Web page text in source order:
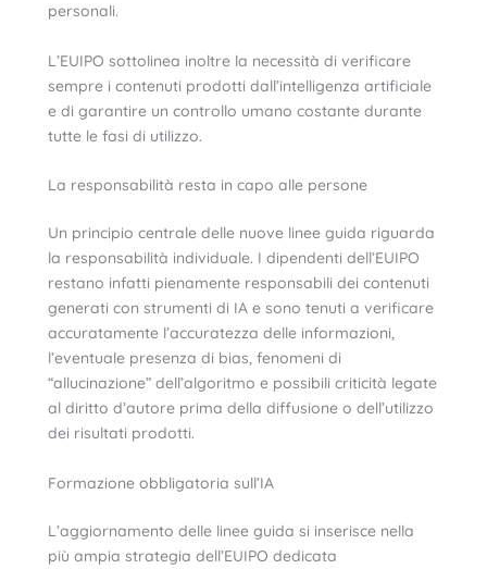
personali.
L’EUIPO sottolinea inoltre la necessità di verificare
sempre i contenuti prodotti dall’intelligenza artificiale
e di garantire un controllo umano costante durante
tutte le fasi di utilizzo.
La responsabilità resta in capo alle persone
Un principio centrale delle nuove linee guida riguarda
la responsabilità individuale. I dipendenti dell’EUIPO
restano infatti pienamente responsabili dei contenuti
generati con strumenti di IA e sono tenuti a verificare
accuratamente l’accuratezza delle informazioni,
l’eventuale presenza di bias, fenomeni di
“allucinazione” dell’algoritmo e possibili criticità legate
al diritto d’autore prima della diffusione o dell’utilizzo
dei risultati prodotti.
Formazione obbligatoria sull’IA
L’aggiornamento delle linee guida si inserisce nella
più ampia strategia dell’EUIPO dedicata